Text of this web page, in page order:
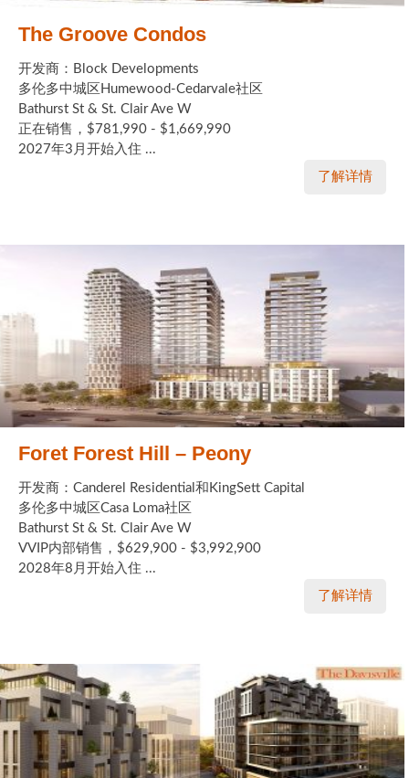
The Groove Condos
开发商：Block Developments
多伦多中城区Humewood-Cedarvale社区
Bathurst St & St. Clair Ave W
正在销售，$781,990 - $1,669,990
2027年3月开始入住 ...
了解详情
Foret Forest Hill – Peony
开发商：Canderel Residential和KingSett Capital
多伦多中城区Casa Loma社区
Bathurst St & St. Clair Ave W
VVIP内部销售，$629,900 - $3,992,900
2028年8月开始入住 ...
了解详情